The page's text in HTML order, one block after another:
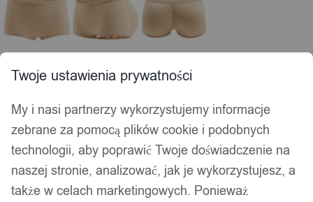
Twoje ustawienia prywatności
My i nasi partnerzy wykorzystujemy informacje
zebrane za pomocą plików cookie i podobnych
technologii, aby poprawić Twoje doświadczenie na
naszej stronie, analizować, jak je wykorzystujesz, a
także w celach marketingowych. Ponieważ